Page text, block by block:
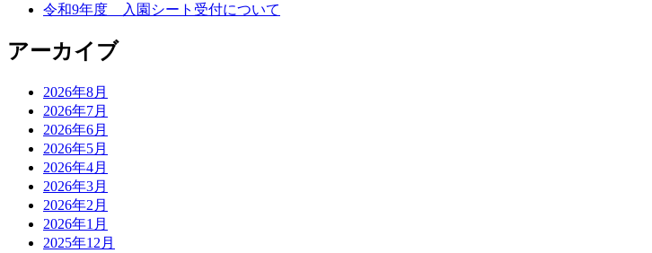
令和9年度 入園シート受付について
アーカイブ
2026年8月
2026年7月
2026年6月
2026年5月
2026年4月
2026年3月
2026年2月
2026年1月
2025年12月